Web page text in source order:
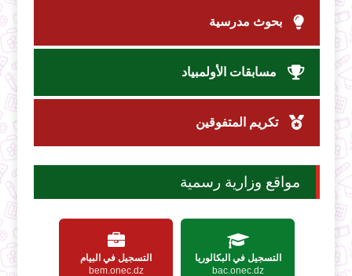
بحوث مدرسية
مسابقات الأولمبياد
تكريم المتفوقين
مواقع وزارية رسمية
التسجيل في البكالوريا
bac.onec.dz
التسجيل في البيام
bem.onec.dz